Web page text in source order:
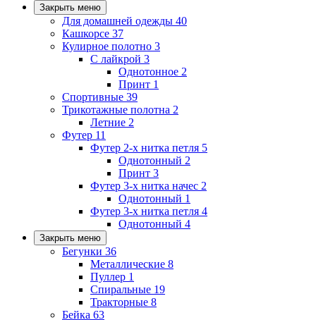
Закрыть меню
Для домашней одежды 40
Кашкорсе 37
Кулирное полотно 3
С лайкрой 3
Однотонное 2
Принт 1
Спортивные 39
Трикотажные полотна 2
Летние 2
Футер 11
Футер 2-х нитка петля 5
Однотонный 2
Принт 3
Футер 3-х нитка начес 2
Однотонный 1
Футер 3-х нитка петля 4
Однотонный 4
Закрыть меню
Бегунки 36
Металлические 8
Пуллер 1
Спиральные 19
Тракторные 8
Бейка 63